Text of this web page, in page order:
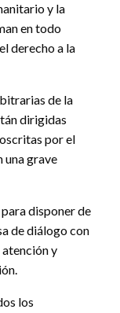
y la
en todo
derecho a la
de la
dirigidas
por el
una grave
disponer de
de diálogo con
atención y
los